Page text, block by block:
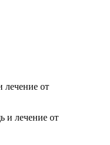
лечение от